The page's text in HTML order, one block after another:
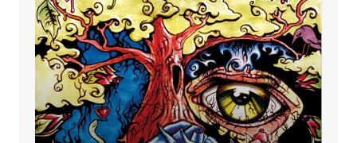
–
Fake
Flowers